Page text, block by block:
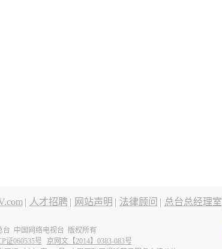
| 人才招聘 | 网站声明 | 法律顾问 | 总台总经理室
台 中国网络电视台 版权所有
证060535号
京网文【2014】0383-083号